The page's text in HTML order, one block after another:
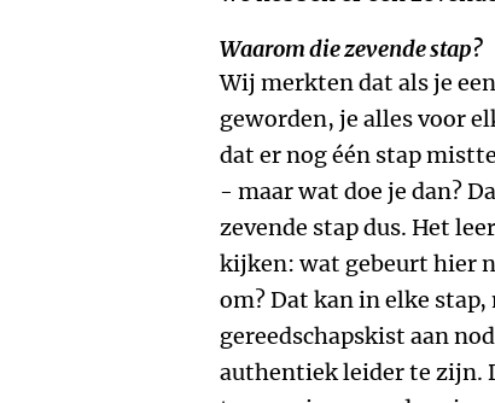
Waarom die zevende stap?
Wij merkten dat als je
geworden, je alles voor
dat er nog één stap
- maar wat doe je dan?
zevende stap dus. Het
kijken: wat gebeurt hier
om? Dat kan in elke stap,
gereedschapskist aan
authentiek leider te zijn.